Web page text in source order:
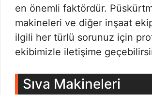
en önemli faktördür.
makineleri ve diğer inşaat
ilgili her türlü sorunuz için
ekibimizle iletişime
Sıva Makineleri